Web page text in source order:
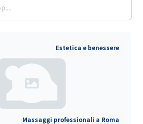
Estetica e benessere
Massaggi professionali a Roma